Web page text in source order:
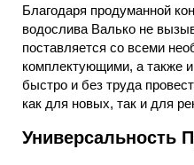
Благодаря продуманной
водослива Валько не
поставляется со всеми
комплектующими, а также
быстро и без труда
как для новых, так и для
Универсальность